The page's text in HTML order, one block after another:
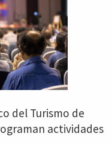
del Turismo de
actividades